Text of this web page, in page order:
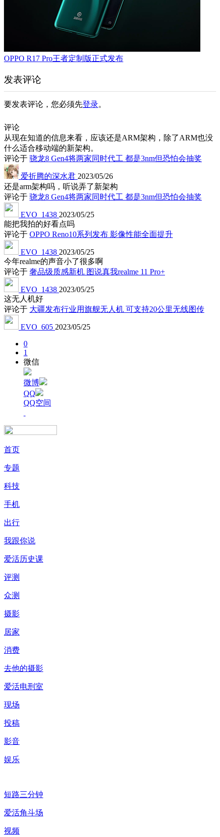
OPPO R17 Pro王者定制版正式发布
发表评论
要发表评论，您必须先登录。
评论
从现在知道的信息来看，应该还是ARM架构，除了ARM也没
什么适合移动端的新架构。
评论于 骁龙8 Gen4将两家同时代工 都是3nm但恐怕会抽奖
爱折腾的深水君 2023/05/26
还是arm架构吗，听说弄了新架构
评论于 骁龙8 Gen4将两家同时代工 都是3nm但恐怕会抽奖
EVO_1438 2023/05/25
能把我拍的好看点吗
评论于 OPPO Reno10系列发布 影像性能全面提升
EVO_1438 2023/05/25
今年realme的声音小了很多啊
评论于 奢品级质感新机 图说真我realme 11 Pro+
EVO_1438 2023/05/25
这无人机好
评论于 大疆发布行业用旗舰无人机 可支持20公里无线图传
EVO_605 2023/05/25
0
1
微信
微博
QQ
QQ空间
首页
专题
科技
手机
出行
我跟你说
爱活历史课
评测
众测
摄影
居家
消费
去他的摄影
爱活电刑室
现场
投稿
影音
娱乐
短路三分钟
爱活角斗场
视频